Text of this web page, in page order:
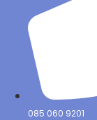
085 060 9201